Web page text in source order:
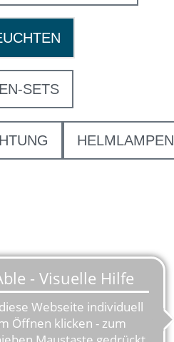
SETS
HELMLAMPEN